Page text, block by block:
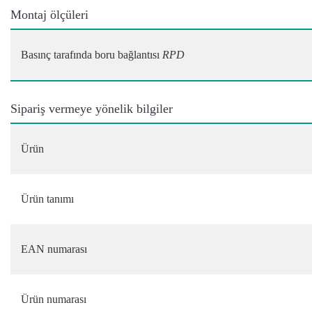
Montaj ölçüleri
Basınç tarafında boru bağlantısı RPD
Sipariş vermeye yönelik bilgiler
Ürün
Ürün tanımı
EAN numarası
Ürün numarası